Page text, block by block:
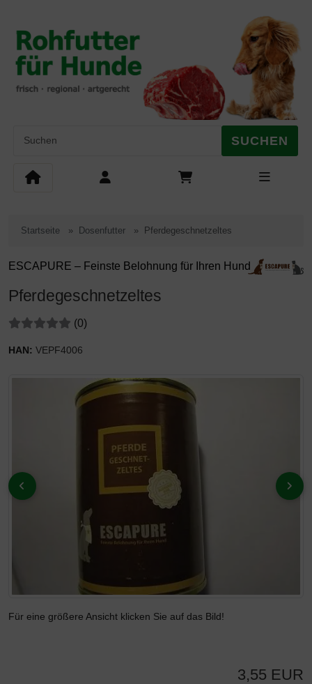
SUCHEN
Startseite Dosenfutter Pferdegeschnetzeltes
ESCAPURE – Feinste Belohnung für Ihren Hund
Pferdegeschnetzeltes
Bewertungen:(0Bewertungen
)
HAN: VEPF4006
Wenn mehr als ein Produktbild existiert, können Sie die
ZURÜCK VOR
Für eine größere Ansicht klicken Sie auf das Bild!
3,55 EUR